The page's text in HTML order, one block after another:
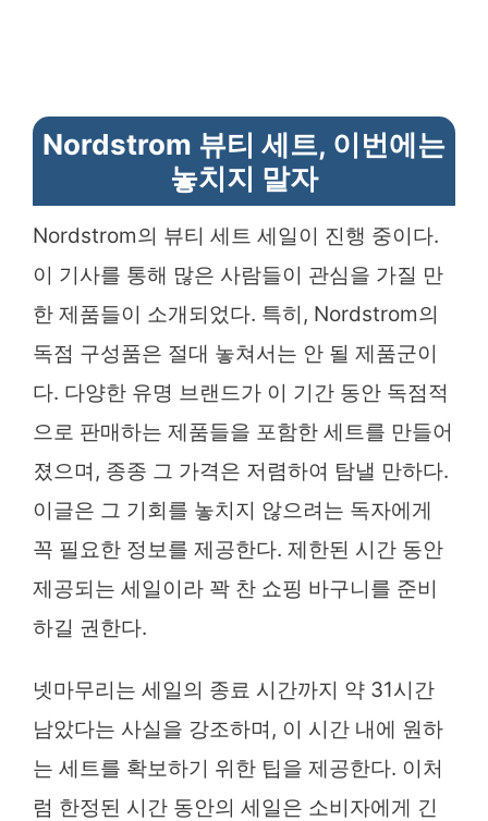
Nordstrom 뷰티 세트, 이번에는
놓치지 말자
Nordstrom의 뷰티 세트 세일이 진행 중이다.
이 기사를 통해 많은 사람들이 관심을 가질 만
한 제품들이 소개되었다. 특히, Nordstrom의
독점 구성품은 절대 놓쳐서는 안 될 제품군이
다. 다양한 유명 브랜드가 이 기간 동안 독점적
으로 판매하는 제품들을 포함한 세트를 만들어
졌으며, 종종 그 가격은 저렴하여 탐낼 만하다.
이글은 그 기회를 놓치지 않으려는 독자에게
꼭 필요한 정보를 제공한다. 제한된 시간 동안
제공되는 세일이라 꽉 찬 쇼핑 바구니를 준비
하길 권한다.
넷마무리는 세일의 종료 시간까지 약 31시간
남았다는 사실을 강조하며, 이 시간 내에 원하
는 세트를 확보하기 위한 팁을 제공한다. 이처
럼 한정된 시간 동안의 세일은 소비자에게 긴